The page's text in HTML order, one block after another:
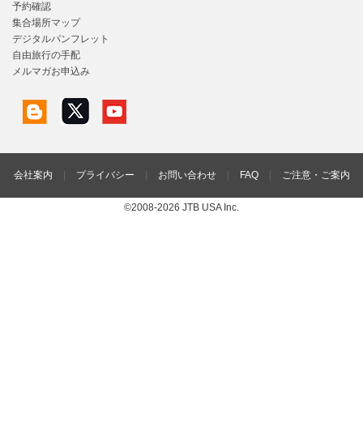
予約確認
集合場所マップ
デジタルパンフレット
自由旅行の手配
メルマガお申込み
会社案内 プライバシー お問い合わせ FAQ ご注意・ご案内
©2008-2026 JTB USA Inc.